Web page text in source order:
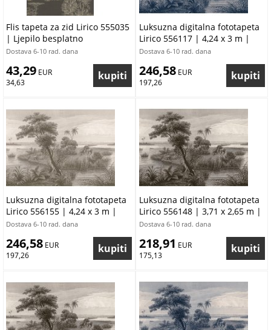
Flis tapeta za zid Lirico 555035
| Ljepilo besplatno
Dostava 6-10 rad. dana
43,29 EUR
34,63
Luksuzna digitalna fototapeta
Lirico 556117 | 4,24 x 3 m |
Ljepilo besplatno
Dostava 6-10 rad. dana
246,58 EUR
197,26
Luksuzna digitalna fototapeta
Lirico 556155 | 4,24 x 3 m |
Ljepilo besplatno
Dostava 6-10 rad. dana
246,58 EUR
197,26
Luksuzna digitalna fototapeta
Lirico 556148 | 3,71 x 2,65 m |
Ljepilo besplatno
Dostava 6-10 rad. dana
218,91 EUR
175,13